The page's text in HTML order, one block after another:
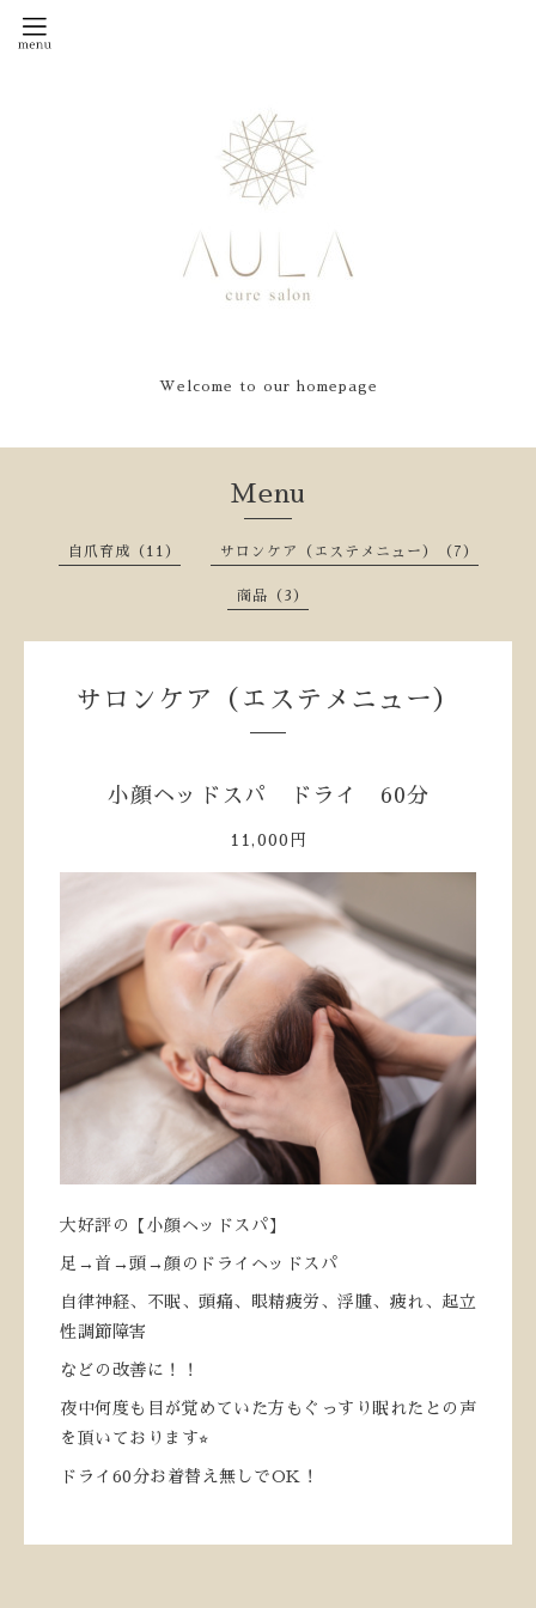
Welcome to our homepage
Menu
自爪育成（11） サロンケア（エステメニュー）（7）
商品（3）
サロンケア（エステメニュー）
小顔ヘッドスパ ドライ 60分
11,000円
大好評の【小顔ヘッドスパ】
足→首→頭→顔のドライヘッドスパ
自律神経、不眠、頭痛、眼精疲労、浮腫、疲れ、起立
性調節障害
などの改善に！！
夜中何度も目が覚めていた方もぐっすり眠れたとの声
を頂いております⭐︎
ドライ60分お着替え無しでOK！